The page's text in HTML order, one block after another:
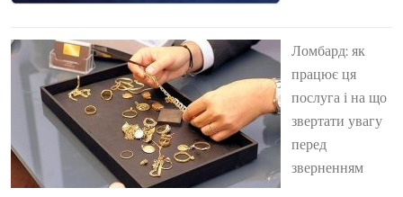
Ломбард: як
працює ця
послуга і на що
звертати увагу
перед
зверненням